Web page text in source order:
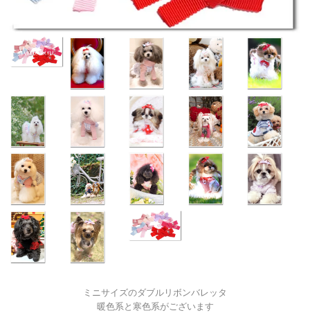
ミニサイズのダブルリボンバレッタ
暖色系と寒色系がございます